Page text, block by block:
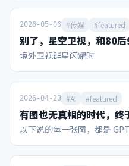
掏空只剩线条骨架的“幽灵
什么面积趋近于零还需要证
极易出错，必须用严密的数
而产生的微小缝隙，在无限
度坍塌。...
段也是历史首创。 通过梳理
门票销售、电视转播、IP衍
世界杯的商业运作能力可以
际足联曾披露，2023-26周期
周期增长超70%。其中光本
元（约合700亿人民币，相
洛杉矶奥运会的商业化拯救
NBA、MLB、NFL等赛事的
咖”的大国具备一种将赛事
力。 当今国内村超、省超兴
中国足球未来复兴的希望。
销和开发国内赛事IP，是一
2026-05-06 #传媒 #featured
别了，星空卫视，和80
境外卫视群星闪耀时
2026-04-23 #AI #featured
有图也无真相的时代，终
以下说的每一张图，都是